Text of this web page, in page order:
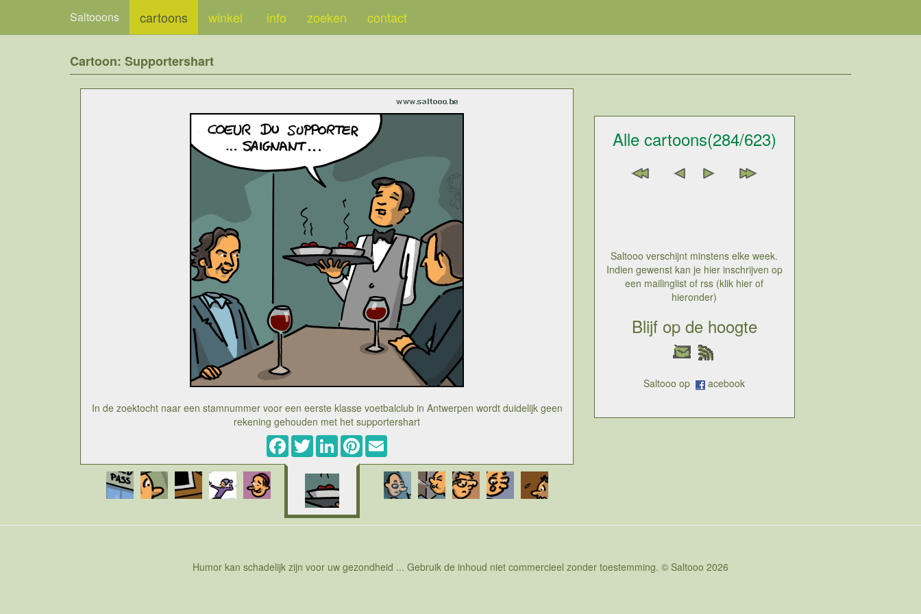
Saltooons cartoons winkel info zoeken contact
Cartoon: Supportershart
In de zoektocht naar een stamnummer voor een eerste klasse voetbalclub in Antwerpen wordt duidelijk geen
rekening gehouden met het supportershart
Cartoon over het duidelijk toenemend aantal managers in het voetbal. De eeuwige vraag is of een manager
alles kan managen of toch enige kennis moet hebben van de business waar hij manager van is. Bij
managers zal je zeker vaak horen dat managers managen en dat het niet noodzakelijk is om veel kennis te
hebben over het onderwerp. Misschien werkt het nog wel als managers dan ook enkel managen, maar vaak
nemen ze dan ook mee inhoudelijke beslissingen. In ieder geval is het duidelijk dat echte managers in
voetbal geen evidentie is. Hoofdzakelijk met cijfers werken is overal een probleem maar voetbal blijkt toch
zeker veel met emoties te maken te hebben. Vraag het maar aan Patrick Decuyper, hoof eigenaar van de
met Bart De Wever waren al gevoerd en wat Patrick Decuyper betrof kon de eerste ploeg van Zulte
Facebook
TwitterLinkedInPinterest
Alle cartoons(284/623)
Saltooo verschijnt minstens elke week.
Indien gewenst kan je hier inschrijven op
een mailinglist of rss (klik hier of
hieronder)
Blijf op de hoogte
Saltooo op acebook
Humor kan schadelijk zijn voor uw gezondheid ... Gebruik de inhoud niet commercieel zonder toestemming. © Saltooo 2026